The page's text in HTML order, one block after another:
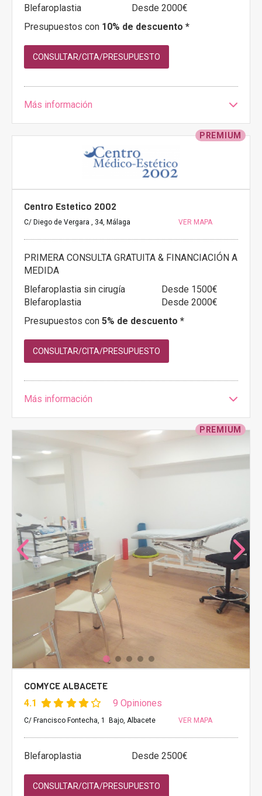
Blefaroplastia
Desde 2000€
Presupuestos con 10% de descuento *
CONSULTAR/CITA/PRESUPUESTO
Más información
PREMIUM
Centro Estetico 2002
C/ Diego de Vergara , 34, Málaga VER MAPA
PRIMERA CONSULTA GRATUITA & FINANCIACIÓN A
MEDIDA
Blefaroplastia sin cirugía
Desde 1500€
Blefaroplastia
Desde 2000€
Presupuestos con 5% de descuento *
CONSULTAR/CITA/PRESUPUESTO
Más información
PREMIUM
COMYCE ALBACETE
4.1 9 Opiniones
C/ Francisco Fontecha, 1 Bajo, Albacete VER MAPA
Blefaroplastia Desde 2500€
CONSULTAR/CITA/PRESUPUESTO